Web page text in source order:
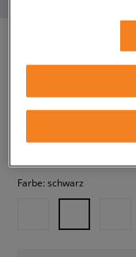
herren, sneaker
74,99 €
Farbe: schwarz